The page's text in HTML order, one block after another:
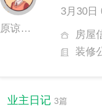
原谅我没安全感
3月30日
房屋
装修
业主日记 3篇